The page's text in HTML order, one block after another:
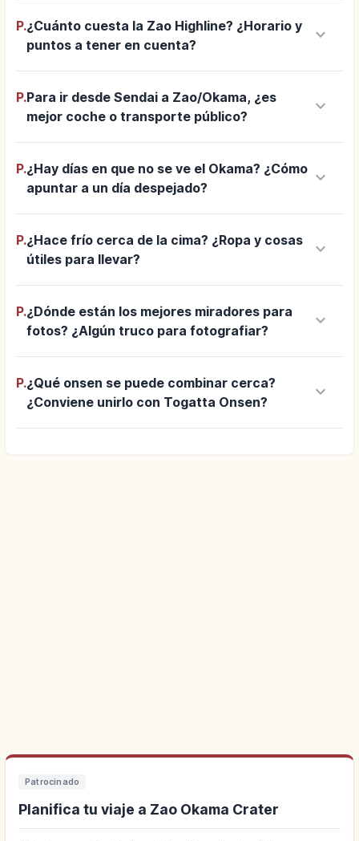
P.¿Cuánto cuesta la Zao Highline? ¿Horario y
puntos a tener en cuenta?
keyboard_arrow_down
P.Para ir desde Sendai a Zao/Okama, ¿es
mejor coche o transporte público?
keyboard_arrow_down
P.¿Hay días en que no se ve el Okama? ¿Cómo
apuntar a un día despejado?
keyboard_arrow_down
P.¿Hace frío cerca de la cima? ¿Ropa y cosas
útiles para llevar?
keyboard_arrow_down
P.¿Dónde están los mejores miradores para
fotos? ¿Algún truco para fotografiar?
keyboard_arrow_down
P.¿Qué onsen se puede combinar cerca?
¿Conviene unirlo con Togatta Onsen?
keyboard_arrow_down
Patrocinado
Planifica tu viaje a Zao Okama Crater